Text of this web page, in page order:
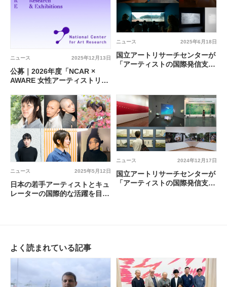
2025年12月13日
ニュース
公募｜2026年度「NCAR ×
AWARE 女性アーティストリサ
2025年6月18日
ニュース
国立アートリサーチセンターが
「アーティストの国際発信支援
2025年5月12日
ニュース
日本の若手アーティストとキュ
レーターの国際的な活躍を目的
2024年12月17日
ニュース
国立アートリサーチセンターが
「アーティストの国際発信支援
よく読まれている記事